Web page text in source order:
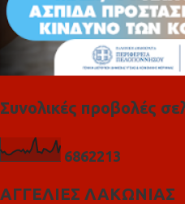
Συνολικές προβολές
6862213
ΑΓΓΕΛΙΕΣ ΛΑΚΩΝΙΑΣ